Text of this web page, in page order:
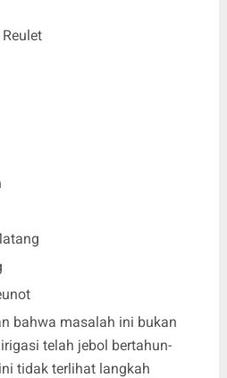
bahwa masalah ini bukan
telah jebol bertahun-
tidak terlihat langkah